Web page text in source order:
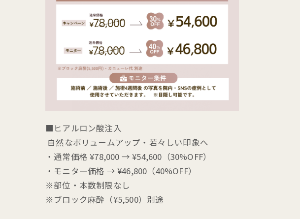
■ヒアルロン酸注入
自然なボリュームアップ・若々しい印象へ
・通常価格 ¥78,000 → ¥54,600（30%OFF）
・モニター価格 → ¥46,800（40%OFF）
※部位・本数制限なし
※ブロック麻酔（¥5,500）別途